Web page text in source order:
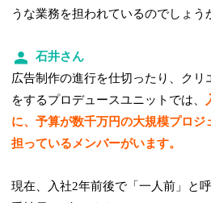
うな業務を担われているのでしょう
石井さん
広告制作の進行を仕切ったり、クリ
をするプロデュースユニットでは、
に、予算が数千万円の大規模プロジ
担っているメンバーがいます。
現在、入社2年前後で「一人前」と